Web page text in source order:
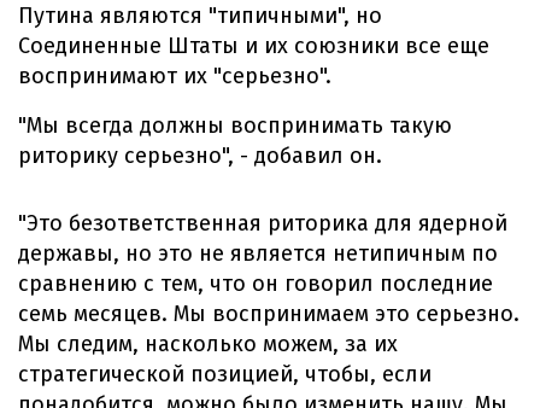
Путина являются "типичными", но
Соединенные Штаты и их союзники все еще
воспринимают их "серьезно".
"Мы всегда должны воспринимать такую
риторику серьезно", - добавил он.
"Это безответственная риторика для ядерной
державы, но это не является нетипичным по
сравнению с тем, что он говорил последние
семь месяцев. Мы воспринимаем это серьезно.
Мы следим, насколько можем, за их
стратегической позицией, чтобы, если